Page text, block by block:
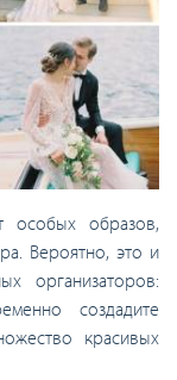
особых образов,
Вероятно, это и
организаторов:
создадите
красивых